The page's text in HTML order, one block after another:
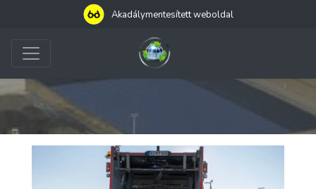
Akadálymentesített weboldal